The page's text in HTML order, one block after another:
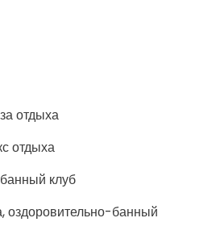
отдыха
отдыха
клуб
оздоровительно-банный